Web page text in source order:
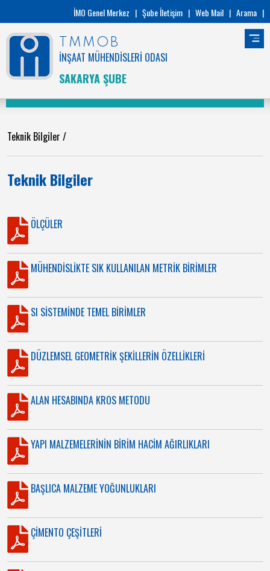
İMO Genel Merkez | Şube İletişim | Web Mail | Arama |
TMMOB
İNŞAAT MÜHENDİSLERİ ODASI
SAKARYA ŞUBE
Teknik Bilgiler /
Teknik Bilgiler
ÖLÇÜLER
MÜHENDİSLİKTE SIK KULLANILAN METRİK BİRİMLER
SI SİSTEMİNDE TEMEL BİRİMLER
DÜZLEMSEL GEOMETRİK ŞEKİLLERİN ÖZELLİKLERİ
ALAN HESABINDA KROS METODU
YAPI MALZEMELERİNİN BİRİM HACİM AĞIRLIKLARI
BAŞLICA MALZEME YOĞUNLUKLARI
ÇİMENTO ÇEŞİTLERİ